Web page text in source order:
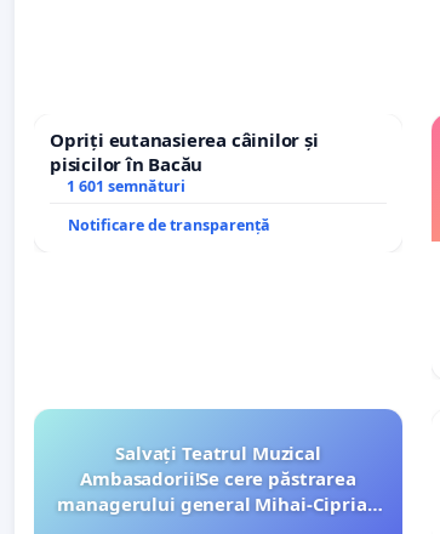
Opriți eutanasierea câinilor și
pisicilor în Bacău
1 601 semnături
Notificare de transparență
Salvați Teatrul Muzical
Ambasadorii!Se cere păstrarea
managerului general Mihai-Ciprian